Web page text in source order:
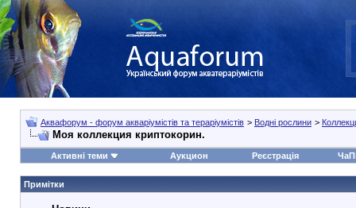
Аквафорум - форум акваріумістів та тераріумістів > Водні рослини >
Моя коллекция криптокорин.
Активні теми Аукцион Реєстрація
Примітки